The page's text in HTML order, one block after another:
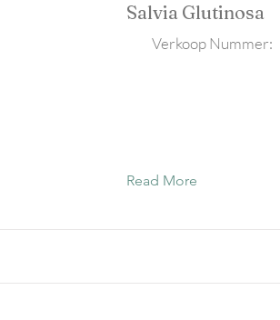
Salvia Glutinosa
Verkoop Nummer:
Read More